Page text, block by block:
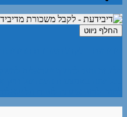
החלף ניווט